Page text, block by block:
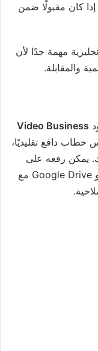
إذا كان مقبولًا ضمن
مهمة جدًا لأن
والمقابلة.
Video Business
خطاب دافع تقليديًا،
يمكن رفعه على
YouTube كرابط غير مدرج، أو Vimeo، أو Google Drive مع